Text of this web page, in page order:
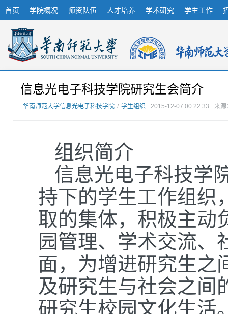
首页 学院概况 师资队伍 人才培养 学术研究 学生工作
信息光电子科技学院研究生会简介
华南师范大学信息光电子科技学院 / 学生组织 2015-12-07 00:22:33 来源
组织简介
信息光电子科技学
持下的学生工作组织
取的集体，积极主动
园管理、学术交流、
面，为增进研究生之
及研究生与社会之间
研究生校园文化生活